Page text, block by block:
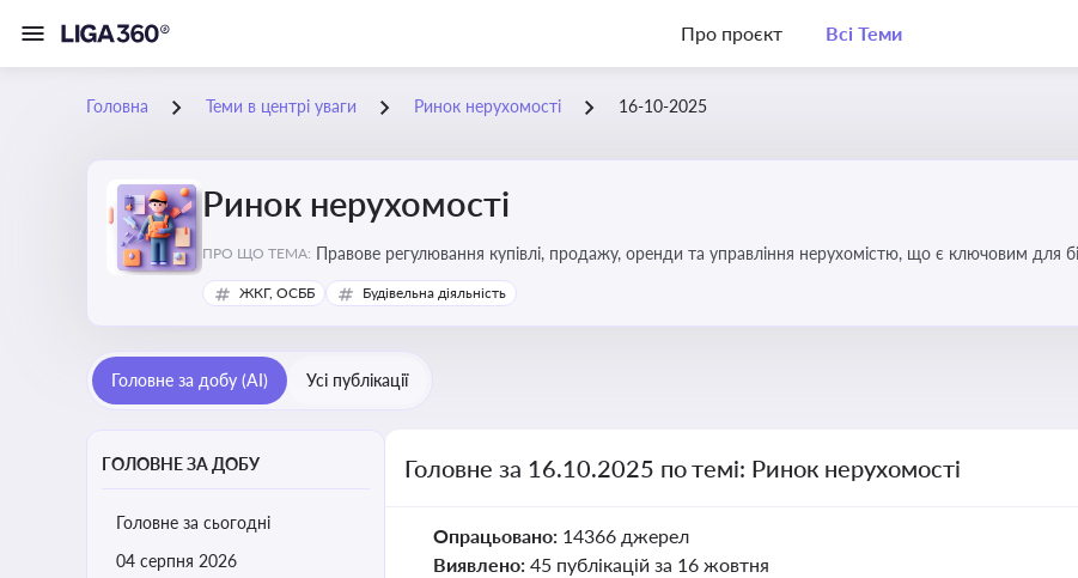
Про проєкт Всі Теми
Головна Теми в центрі уваги Ринок нерухомості 16-10-2025
Ринок нерухомості
ПРО ЩО ТЕМА: Правове регулювання купівлі, продажу, оренди та управління нерухомістю, що є ключовим для
об’єктів майна
ЖКГ, ОСББ Будівельна діяльність
Головне за добу (AI) Усі публікації
ГОЛОВНЕ ЗА ДОБУ
Головне за сьогодні
04 серпня 2026
Головне за 16.10.2025 по темі: Ринок нерухомості
Опрацьовано: 14366 джерел
Виявлено: 45 публікацій за 16 жовтня